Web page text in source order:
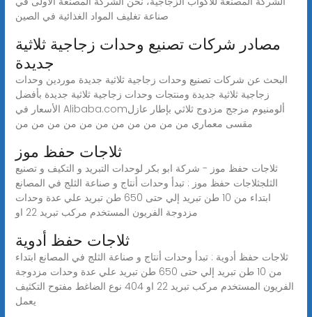
صناعة تغليف المواد الغذائية في الصين
مصادر شركات تصنيع وحدات زجاجية ثلاثية
جديدة
البحث عن شركات تصنيع وحدات زجاجية ثلاثية جديدة موردين وحدات
زجاجية ثلاثية جديدة ومنتجات وحدات زجاجية ثلاثية جديدة بأفضل
الأسعار في Alibaba.comألومنيوم مزجج مزدوج ثلاثي بإطار عازل
مقسى معماري من من من من من من من من من من من
ثلاجات حفظ موز
ثلاجات حفظ موز - شركة ابو بكر لوحدات التبريد و التكيف و تصنيع
الثلجثلاجات حفظ موز : تبدأ وحدات أنتاج و صناعة الثلج في المصانع
ابتداء من 10 طن تبريد إلي حتى 650 طن تبريد علي عدة وحدات
مزدوجة الفريون المستخدم مركب تبريد 22 او
ثلاجات حفظ أدوية
ثلاجات حفظ أدوية : تبدأ وحدات أنتاج و صناعة الثلج في المصانع ابتداء
من 10 طن تبريد إلي حتى 650 طن تبريد علي عدة وحدات مزدوجة
الفريون المستخدم مركب تبريد 22 او 404 نوع الضاغط مفتوح التكثيف
يعمل